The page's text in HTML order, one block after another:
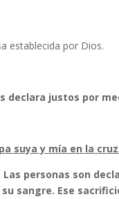
establecida por Dios.
declara justos por
suya y mía en la
personas son
sangre. Ese